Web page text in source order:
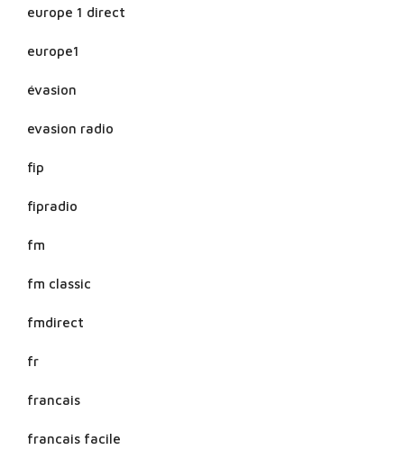
europe 1 direct
europe1
évasion
evasion radio
fip
fipradio
fm
fm classic
fmdirect
fr
francais
francais facile